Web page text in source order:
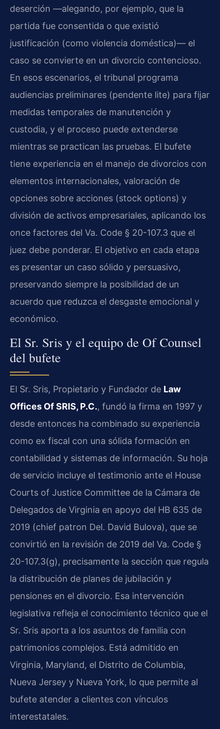
deserción —alegando, por ejemplo, que la
partida fue consentida o que existió
justificación (como violencia doméstica)— el
caso se convierte en un divorcio contencioso.
En esos escenarios, el tribunal programa
audiencias preliminares (pendente lite) para fijar
medidas temporales de manutención y
custodia, y el proceso puede extenderse
mientras se practican las pruebas. El bufete
tiene experiencia en el manejo de divorcios con
elementos internacionales, valoración de
opciones sobre acciones (stock options) y
división de activos empresariales, aplicando los
once factores del Va. Code § 20-107.3 que el
juez debe ponderar. El objetivo en cada etapa
es presentar un caso sólido y persuasivo,
preservando siempre la posibilidad de un
acuerdo que reduzca el desgaste emocional y
económico.
El Sr. Sris y el equipo de Of Counsel
del bufete
El Sr. Sris, Propietario y Fundador de Law
Offices Of SRIS, P.C., fundó la firma en 1997 y
desde entonces ha combinado su experiencia
como ex fiscal con una sólida formación en
contabilidad y sistemas de información. Su hoja
de servicio incluye el testimonio ante el House
Courts of Justice Committee de la Cámara de
Delegados de Virginia en apoyo del HB 635 de
2019 (chief patron Del. David Bulova), que se
convirtió en la revisión de 2019 del Va. Code §
20-107.3(g), precisamente la sección que regula
la distribución de planes de jubilación y
pensiones en el divorcio. Esa intervención
legislativa refleja el conocimiento técnico que el
Sr. Sris aporta a los asuntos de familia con
patrimonios complejos. Está admitido en
Virginia, Maryland, el Distrito de Columbia,
Nueva Jersey y Nueva York, lo que permite al
bufete atender a clientes con vínculos
interestatales.